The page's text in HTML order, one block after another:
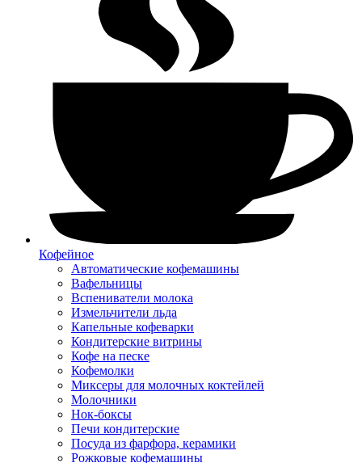
Кофейное
Автоматические кофемашины
Вафельницы
Вспениватели молока
Измельчители льда
Капельные кофеварки
Кондитерские витрины
Кофе на песке
Кофемолки
Миксеры для молочных коктейлей
Молочники
Нок-боксы
Печи кондитерские
Посуда из фарфора, керамики
Рожковые кофемашины